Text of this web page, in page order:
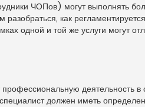
ЧОПов) могут выполнять
как
одной и той же услуги могут
деятельность
должен иметь